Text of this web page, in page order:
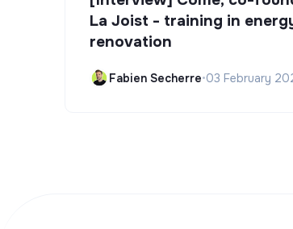
La Joist - training in
renovation
Fabien Secherre•03 February